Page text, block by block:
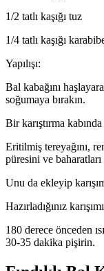
1/2 tatlı kaşığı tuz
1/4 tatlı kaşığı
Yapılışı:
Bal kabağını
soğumaya bırakın.
Bir karıştırma
Eritilmiş tereyağını,
püresini ve
Unu da ekleyip
Hazırladığınız
180 derece önceden
30-35 dakika pişirin.